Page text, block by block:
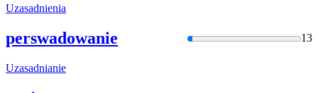
Uzasadnienia
perswadowanie 13
Uzasadnianie